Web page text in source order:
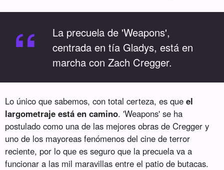
“
La precuela de 'Weapons',
centrada en tía Gladys, está en
marcha con Zach Cregger.
Lo único que sabemos, con total certeza, es queel
largometraje está en camino. 'Weapons' se ha
postulado como una de las mejores obras de Cregger y
uno de los mayoreas fenómenos del cine de terror
reciente, por lo que es seguro que la precuela va a
funcionar a las mil maravillas entre el patio de butacas.